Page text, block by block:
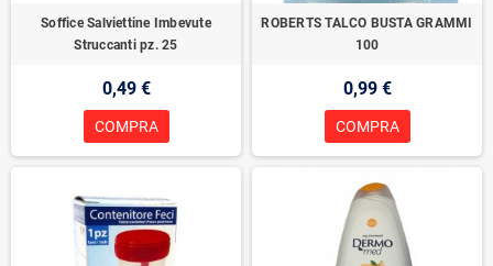
Soffice Salviettine Imbevute
Struccanti pz. 25
0,49 €
COMPRA
ROBERTS TALCO BUSTA GRAMMI
100
0,99 €
COMPRA